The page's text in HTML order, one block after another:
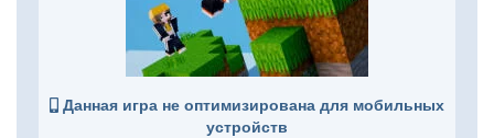
Данная игра не оптимизирована для мобильных
устройств